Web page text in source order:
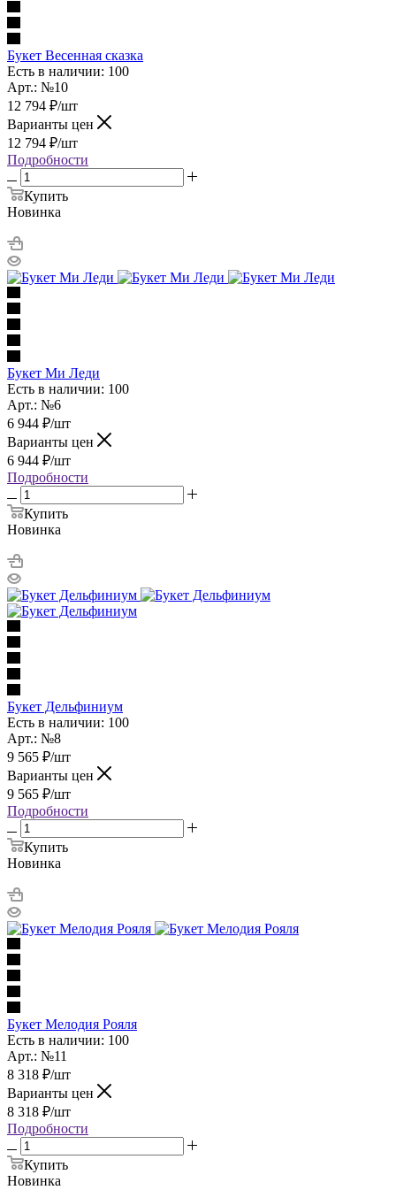
Букет Весенная сказка
Есть в наличии: 100
Арт.: №10
12 794 ₽/шт
Варианты цен
12 794 ₽/шт
Подробности
Купить
Новинка
Букет Ми Леди
Есть в наличии: 100
Арт.: №6
6 944 ₽/шт
Варианты цен
6 944 ₽/шт
Подробности
Купить
Новинка
Букет Дельфиниум
Есть в наличии: 100
Арт.: №8
9 565 ₽/шт
Варианты цен
9 565 ₽/шт
Подробности
Купить
Новинка
Букет Мелодия Рояля
Есть в наличии: 100
Арт.: №11
8 318 ₽/шт
Варианты цен
8 318 ₽/шт
Подробности
Купить
Новинка